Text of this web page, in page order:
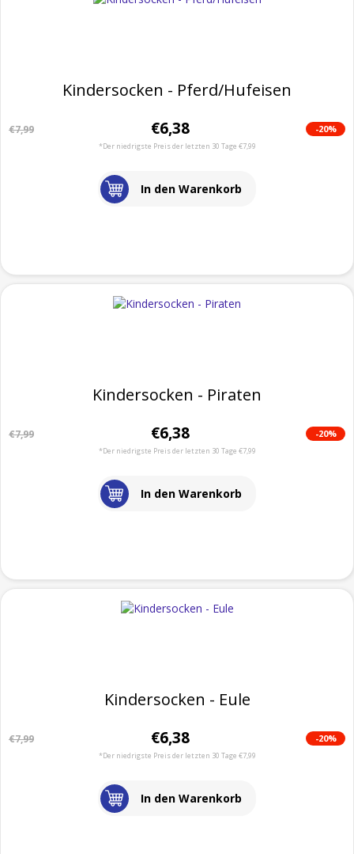
Kindersocken - Pferd/Hufeisen
€7,99 €6,38 -20%
*Der niedrigste Preis der letzten 30 Tage €7,99
In den Warenkorb
Kindersocken - Piraten
€7,99 €6,38 -20%
*Der niedrigste Preis der letzten 30 Tage €7,99
In den Warenkorb
Kindersocken - Eule
€7,99 €6,38 -20%
*Der niedrigste Preis der letzten 30 Tage €7,99
In den Warenkorb